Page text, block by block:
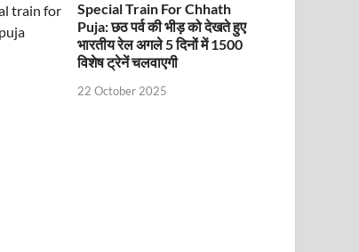
Special Train For Chhath
Puja: छठ पर्व की भीड़ को देखते हुए
भारतीय रेल अगले 5 दिनों में 1500
विशेष ट्रेनें चलवाएगी
22 October 2025